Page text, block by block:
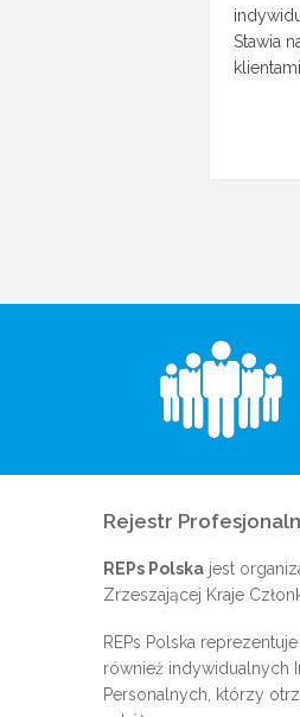
Stawia
Rejestr
REPs Polska jest
Zrzeszającej Kraje
REPs Polska
również indywidualnych
Personalnych, którzy